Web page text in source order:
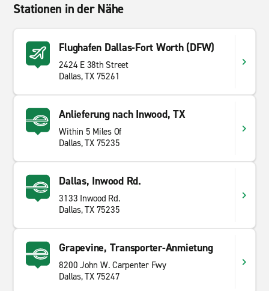
Stationen in der Nähe
Flughafen Dallas-Fort Worth (DFW)
2424 E 38th Street
Dallas, TX 75261
Anlieferung nach Inwood, TX
Within 5 Miles Of
Dallas, TX 75235
Dallas, Inwood Rd.
3133 Inwood Rd.
Dallas, TX 75235
Grapevine, Transporter-Anmietung
8200 John W. Carpenter Fwy
Dallas, TX 75247